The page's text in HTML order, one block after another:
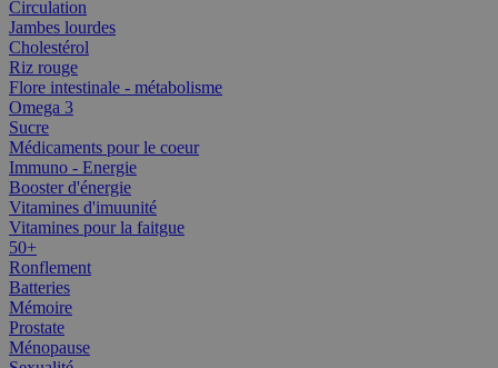
Circulation
Jambes lourdes
Cholestérol
Riz rouge
Flore intestinale - métabolisme
Omega 3
Sucre
Médicaments pour le coeur
Immuno - Energie
Booster d'énergie
Vitamines d'imuunité
Vitamines pour la faitgue
50+
Ronflement
Batteries
Mémoire
Prostate
Ménopause